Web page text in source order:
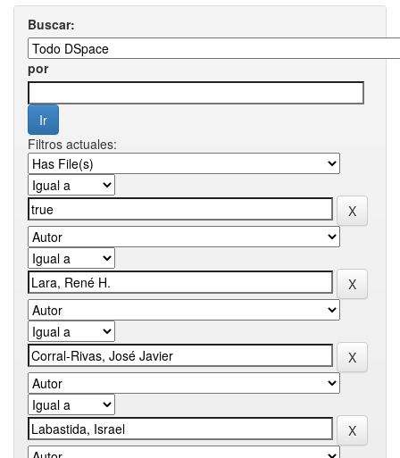
Buscar:
por
Filtros actuales: